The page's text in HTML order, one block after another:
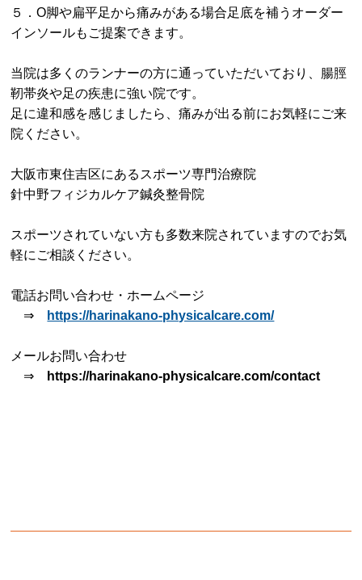
５．O脚や扁平足から痛みがある場合足底を補うオーダー
インソールもご提案できます。
当院は多くのランナーの方に通っていただいており、腸脛
靭帯炎や足の疾患に強い院です。
足に違和感を感じましたら、痛みが出る前にお気軽にご来
院ください。
大阪市東住吉区にあるスポーツ専門治療院
針中野フィジカルケア鍼灸整骨院
スポーツされていない方も多数来院されていますのでお気
軽にご相談ください。
電話お問い合わせ・ホームページ
⇒
https://harinakano-physicalcare.com/
メールお問い合わせ
⇒
https://harinakano-physicalcare.com/contact